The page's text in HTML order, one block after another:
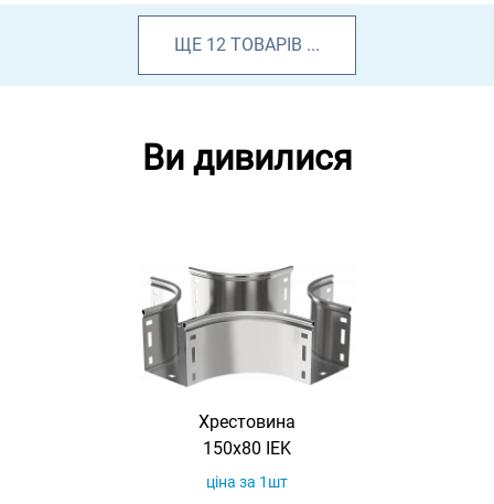
ЩЕ 12 ТОВАРІВ ...
Ви дивилися
Хрестовина
150х80 IEK
ціна за 1шт